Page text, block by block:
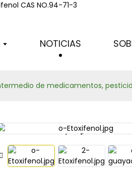
NOTICIAS
de medicamentos,
Loading...
Loading...